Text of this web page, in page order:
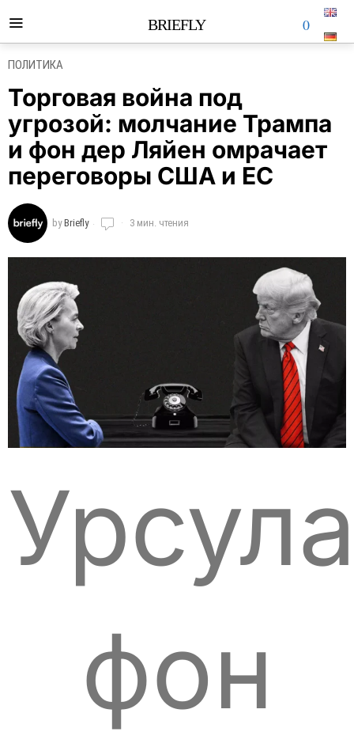
BRIEFLY 0
ПОЛИТИКА
Торговая война под
угрозой: молчание Трампа
и фон дер Ляйен омрачает
переговоры США и ЕС
byBriefly 3 мин. чтения
фон